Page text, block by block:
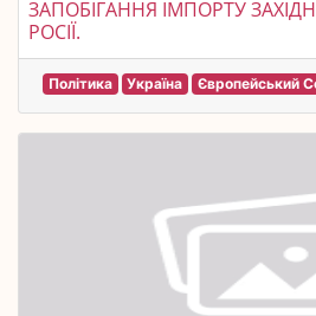
ЗАПОБІГАННЯ ІМПОРТУ
РОСІЇ.
Політика Україна Європейський